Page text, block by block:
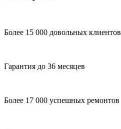
Более 15 000 довольных клиентов
Гарантия до 36 месяцев
Более 17 000 успешных ремонтов